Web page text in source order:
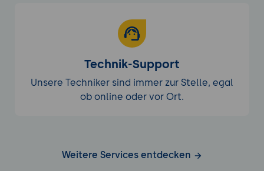
Technik-Support
Unsere Techniker sind immer zur Stelle, egal
ob online oder vor Ort.
Weitere Services entdecken